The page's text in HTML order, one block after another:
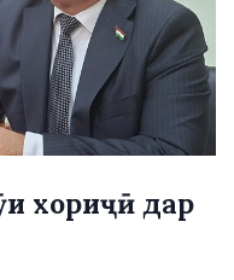
хориҷӣ дар